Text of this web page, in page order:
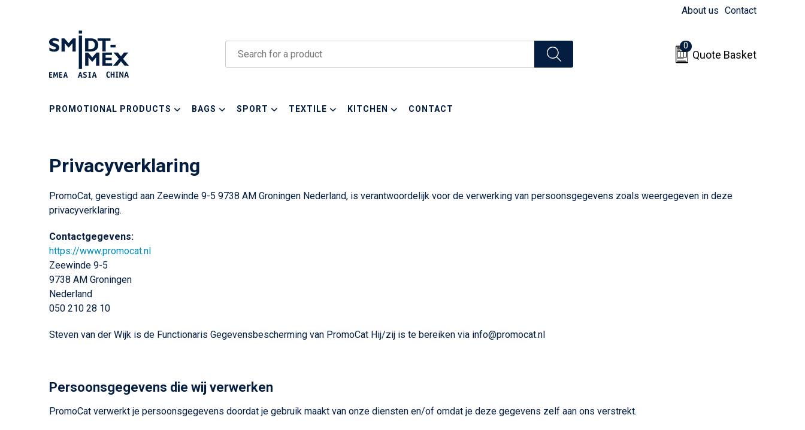
About us Contact
0
Quote Basket
PROMOTIONAL PRODUCTS BAGS SPORT TEXTILE KITCHEN CONTACT
Privacyverklaring
PromoCat, gevestigd aan Zeewinde 9-5 9738 AM Groningen Nederland, is verantwoordelijk voor de verwerking van persoonsgegevens zoals weergegeven in deze
privacyverklaring.
Contactgegevens:
https://www.promocat.nl
Zeewinde 9-5
9738 AM Groningen
Nederland
050 210 28 10
Steven van der Wijk is de Functionaris Gegevensbescherming van PromoCat Hij/zij is te bereiken via info@promocat.nl
Persoonsgegevens die wij verwerken
PromoCat verwerkt je persoonsgegevens doordat je gebruik maakt van onze diensten en/of omdat je deze gegevens zelf aan ons verstrekt.